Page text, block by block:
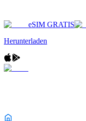
eSIM GRATIS
Herunterladen